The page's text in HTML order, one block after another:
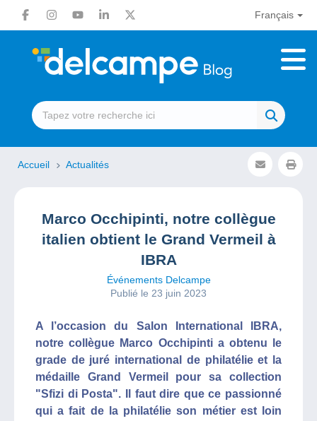
Français
Accueil Actualités
Marco Occhipinti, notre collègue
italien obtient le Grand Vermeil à
IBRA
Événements Delcampe
Publié le 23 juin 2023
A l’occasion du Salon International IBRA,
notre collègue Marco Occhipinti a obtenu le
grade de juré international de philatélie et la
médaille Grand Vermeil pour sa collection
"Sfizi di Posta". Il faut dire que ce passionné
qui a fait de la philatélie son métier est loin